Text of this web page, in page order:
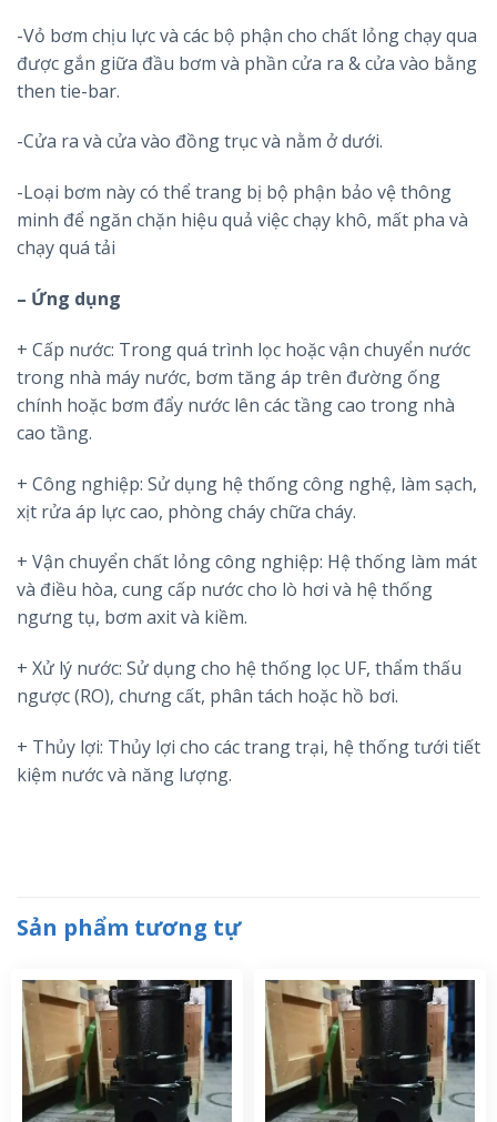
-Vỏ bơm chịu lực và các bộ phận cho chất lỏng chạy qua
được gắn giữa đầu bơm và phần cửa ra & cửa vào bằng
then tie-bar.
-Cửa ra và cửa vào đồng trục và nằm ở dưới.
-Loại bơm này có thể trang bị bộ phận bảo vệ thông
minh để ngăn chặn hiệu quả việc chạy khô, mất pha và
chạy quá tải
– Ứng dụng
+ Cấp nước: Trong quá trình lọc hoặc vận chuyển nước
trong nhà máy nước, bơm tăng áp trên đường ống
chính hoặc bơm đẩy nước lên các tầng cao trong nhà
cao tầng.
+ Công nghiệp: Sử dụng hệ thống công nghệ, làm sạch,
xịt rửa áp lực cao, phòng cháy chữa cháy.
+ Vận chuyển chất lỏng công nghiệp: Hệ thống làm mát
và điều hòa, cung cấp nước cho lò hơi và hệ thống
ngưng tụ, bơm axit và kiềm.
+ Xử lý nước: Sử dụng cho hệ thống lọc UF, thẩm thấu
ngược (RO), chưng cất, phân tách hoặc hồ bơi.
+ Thủy lợi: Thủy lợi cho các trang trại, hệ thống tưới tiết
kiệm nước và năng lượng.
Sản phẩm tương tự